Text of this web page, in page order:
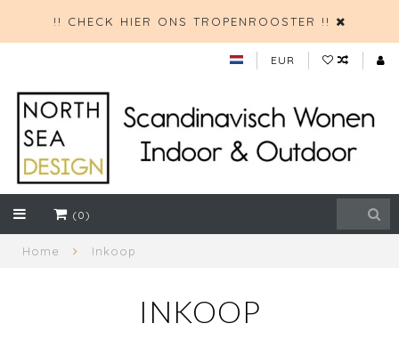
!! CHECK HIER ONS TROPENROOSTER !!
EUR
(0)
Home Inkoop
INKOOP